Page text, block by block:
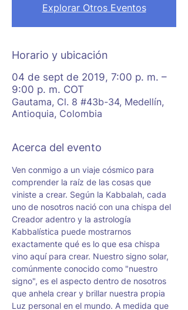
Explorar Otros Eventos
Horario y ubicación
04 de sept de 2019, 7:00 p. m. –
9:00 p. m. COT
Gautama, Cl. 8 #43b-34, Medellín,
Antioquia, Colombia
Acerca del evento
Ven conmigo a un viaje cósmico para
comprender la raíz de las cosas que
viniste a crear. Según la Kabbalah, cada
uno de nosotros nació con una chispa del
Creador adentro y la astrología
Kabbalística puede mostrarnos
exactamente qué es lo que esa chispa
vino aquí para crear. Nuestro signo solar,
comúnmente conocido como "nuestro
signo", es el aspecto dentro de nosotros
que anhela crear y brillar nuestra propia
Luz personal en el mundo. A medida que